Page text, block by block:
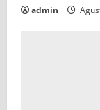
admin